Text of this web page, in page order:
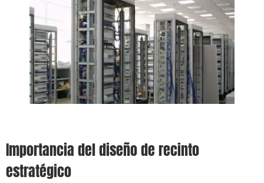
Importancia del diseño de recinto
estratégico